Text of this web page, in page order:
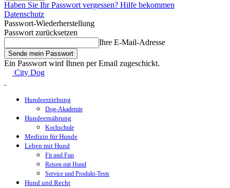
Haben Sie Ihr Passwort vergessen? Hilfe bekommen
Datenschutz
Passwort-Wiederherstellung
Passwort zurücksetzen
Ihre E-Mail-Adresse
Ein Passwort wird Ihnen per Email zugeschickt.
City Dog
Hundeerziehung
Dog-Akademie
Hundeernährung
Kochschule
Medizin für Hunde
Leben mit Hund
Fit und Fun
Reisen mit Hund
Service und Produkt-Tests
Hund und Recht